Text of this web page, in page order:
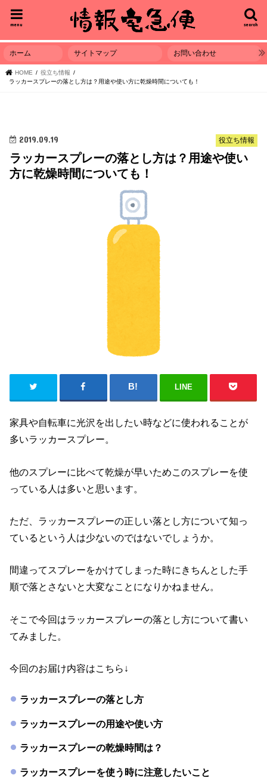
search
menu
ホーム サイトマップ お問い合わせ
HOME
役立ち情報
ラッカースプレーの落とし方は？用途や使い方に乾燥時間についても！
役立ち情報
2019.09.19
ラッカースプレーの落とし方は？用途や使い
方に乾燥時間についても！
LINE
家具や自転車に光沢を出したい時などに使われることが
多いラッカースプレー。
他のスプレーに比べて乾燥が早いためこのスプレーを使
っている人は多いと思います。
ただ、ラッカースプレーの正しい落とし方について知っ
ているという人は少ないのではないでしょうか。
間違ってスプレーをかけてしまった時にきちんとした手
順で落とさないと大変なことになりかねません。
そこで今回はラッカースプレーの落とし方について書い
てみました。
今回のお届け内容はこちら↓
ラッカースプレーの落とし方
ラッカースプレーの用途や使い方
ラッカースプレーの乾燥時間は？
ラッカースプレーを使う時に注意したいこと